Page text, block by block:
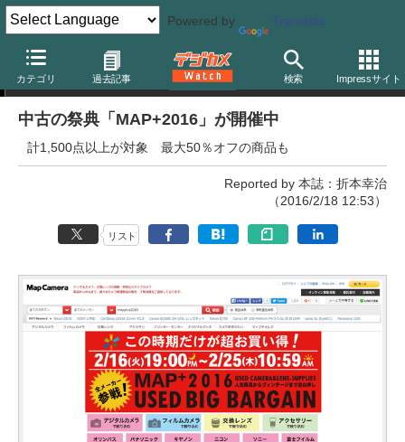
Powered by Translate
カテゴリ 過去記事 検索 Impressサイト
キャンペーン
中古の祭典「MAP+2016」が開催中
計1,500点以上が対象 最大50％オフの商品も
Reported by 本誌：折本幸治
（2016/2/18 12:53）
リスト